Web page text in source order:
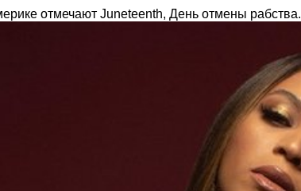
отмечают Juneteenth, День отмены рабства.